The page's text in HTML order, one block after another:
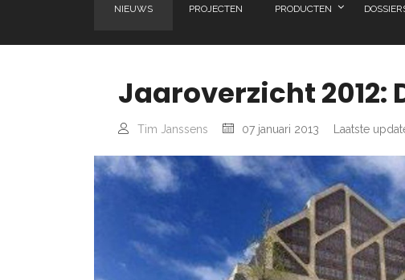
NIEUWS PROJECTEN PRODUCTEN
Jaaroverzicht 2012:
Tim Janssens 07 januari 2013 Laatste